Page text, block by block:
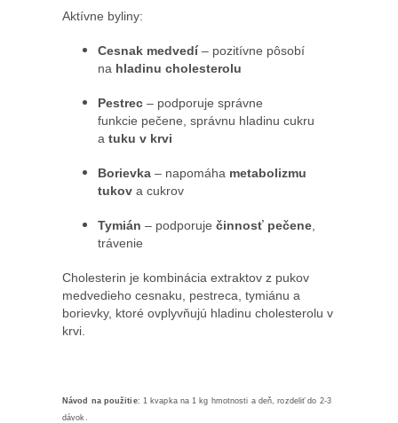
Aktívne byliny:
Cesnak medvedí– pozitívne pôsobí
na hladinu cholesterolu
Pestrec – podporuje správne
funkcie pečene, správnu hladinu cukru
a tuku v krvi
Borievka – napomáha metabolizmu
tukov a cukrov
Tymián – podporuje činnosť pečene
trávenie
Cholesterin je kombinácia extraktov z pukov
medvedieho cesnaku, pestreca, tymiánu a
borievky, ktoré ovplyvňujú hladinu cholesterolu v
krvi.
Návod na použitie: 1 kvapka na 1 kg hmotnosti a deň, rozdeliť do 2-3
dávok.